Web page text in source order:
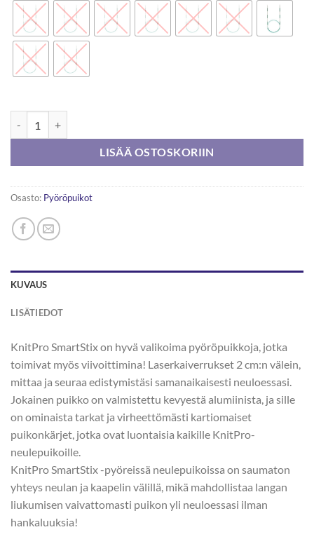
LISÄÄ OSTOSKORIIN
Osasto: Pyöröpuikot
KUVAUS
LISÄTIEDOT
KnitPro SmartStix on hyvä valikoima pyöröpuikkoja, jotka
toimivat myös viivoittimina! Laserkaiverrukset 2 cm:n välein,
mittaa ja seuraa edistymistäsi samanaikaisesti neuloessasi.
Jokainen puikko on valmistettu kevyestä alumiinista, ja sille
on ominaista tarkat ja virheettömästi kartiomaiset
puikonkärjet, jotka ovat luontaisia kaikille KnitPro-
neulepuikoille.
KnitPro SmartStix -pyöreissä neulepuikoissa on saumaton
yhteys neulan ja kaapelin välillä, mikä mahdollistaa langan
liukumisen vaivattomasti puikon yli neuloessasi ilman
hankaluuksia!